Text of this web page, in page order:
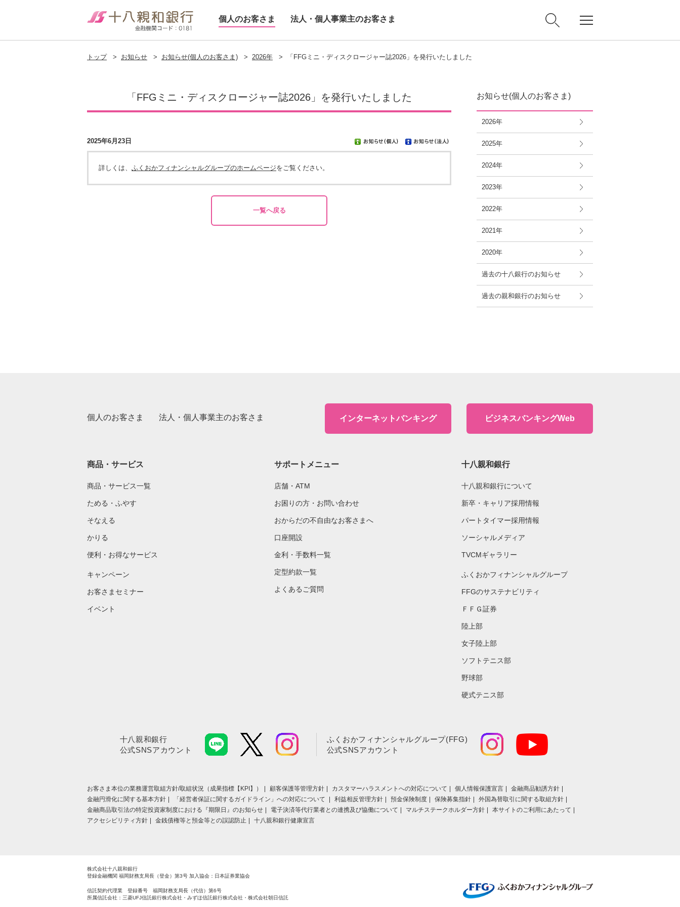
個人のお客さま 法人・個人事業主のお客さま
トップ > お知らせ > お知らせ(個人のお客さま) > 2026年 > 「FFGミニ・ディスクロージャー誌2026」を発行いたしました
「FFGミニ・ディスクロージャー誌2026」を発行いたしました
2025年6月23日
詳しくは、 ふくおかフィナンシャルグループのホームページをご覧ください。
一覧へ戻る
お知らせ(個人のお客さま)
2026年
2025年
2024年
2023年
2022年
2021年
2020年
過去の十八銀行のお知らせ
過去の親和銀行のお知らせ
個人のお客さま 法人・個人事業主のお客さま インターネットバンキング ビジネスバンキングWeb
商品・サービス
商品・サービス一覧
ためる・ふやす
そなえる
かりる
便利・お得なサービス
キャンペーン
お客さまセミナー
イベント
サポートメニュー
店舗・ATM
お困りの方・お問い合わせ
おからだの不自由なお客さまへ
口座開設
金利・手数料一覧
定型約款一覧
よくあるご質問
十八親和銀行
十八親和銀行について
新卒・キャリア採用情報
パートタイマー採用情報
ソーシャルメディア
TVCMギャラリー
ふくおかフィナンシャルグループ
FFGのサステナビリティ
ＦＦＧ証券
陸上部
女子陸上部
ソフトテニス部
野球部
硬式テニス部
十八親和銀行
公式SNSアカウント
ふくおかフィナンシャルグループ(FFG)
公式SNSアカウント
お客さま本位の業務運営取組⽅針/取組状況（成果指標【KPI】） 顧客保護等管理方針 カスタマーハラスメントへの対応について 個人情報保護宣言
金融商品勧誘方針
金融円滑化に関する基本方針
「経営者保証に関するガイドライン」への対応について 利益相反管理方針 預金保険制度 保険募集指針
外国為替取引に関する取組方針
金融商品取引法の特定投資家制度における『期限日』のお知らせ
電子決済等代行業者との連携及び協働について マルチステークホルダー方針
本サイトのご利用にあたって
アクセシビリティ方針
金銭債権等と預金等との誤認防止 十八親和銀行健康宣言
株式会社十八親和銀行
登録金融機関 福岡財務支局長（登金）第3号 加入協会：日本証券業協会
信託契約代理業 登録番号 福岡財務支局長（代信）第6号
所属信託会社：三菱UFJ信託銀行株式会社・みずほ信託銀行株式会社・株式会社朝日信託